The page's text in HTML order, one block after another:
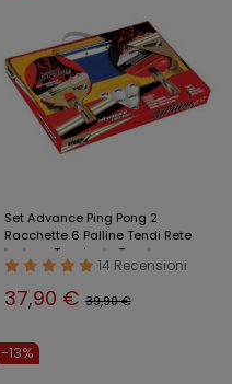
Set Advance Ping Pong 2
Racchette 6 Palline Tendi Rete
Inclusa Tennis da Tavola
14 Recensioni
37,90 € 39,90 €
-13%